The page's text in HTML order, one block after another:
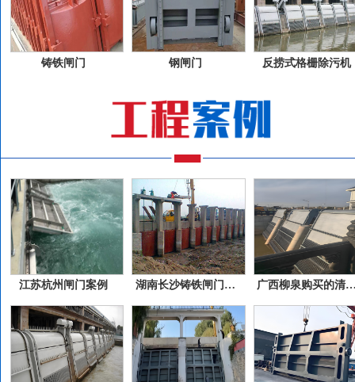
铸铁闸门 钢闸门 反捞式格栅除污机
江苏杭州闸门案例 湖南长沙铸铁闸门案例 广西柳泉购买的清